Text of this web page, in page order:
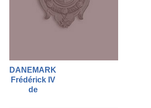
DANEMARK
Frédérick IV
de